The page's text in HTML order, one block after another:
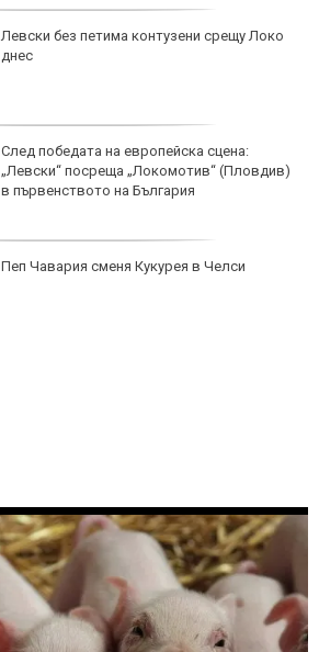
Левски без петима контузени срещу Локо
днес
След победата на европейска сцена:
„Левски“ посреща „Локомотив“ (Пловдив)
в първенството на България
Пеп Чавария сменя Кукурея в Челси